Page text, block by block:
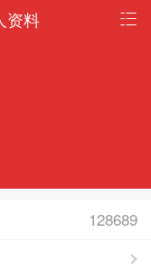
资料
128689